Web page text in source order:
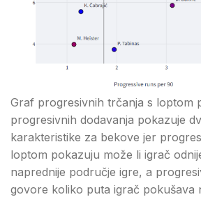
Graf progresivnih trčanja s loptom
progresivnih dodavanja pokazuje
karakteristike za bekove jer
loptom pokazuju može li igrač
naprednije područje igre, a
govore koliko puta igrač pokušava